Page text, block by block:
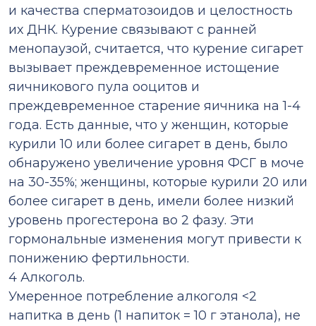
и качества сперматозоидов и целостность
их ДНК. Курение связывают с ранней
менопаузой, считается, что курение сигарет
вызывает преждевременное истощение
яичникового пула ооцитов и
преждевременное старение яичника на 1-4
года. Есть данные, что у женщин, которые
курили 10 или более сигарет в день, было
обнаружено увеличение уровня ФСГ в моче
на 30-35%; женщины, которые курили 20 или
более сигарет в день, имели более низкий
уровень прогестерона во 2 фазу. Эти
гормональные изменения могут привести к
понижению фертильности.
4 Алкоголь.
Умеренное потребление алкоголя <2
напитка в день (1 напиток = 10 г этанола), не